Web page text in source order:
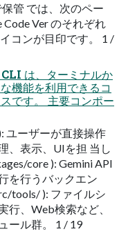
管 では、次のペー
Code Ver のそれぞれ
コンが目印です。 1 /
は、ターミナルか
機能を利用できるコ
です。 主要コンポー
ユーザーが直接操作
、表示、UIを担 当し
core ): Gemini API
を行うバックエン
tools/ ): ファイルシ
行、Web検索など、
ール群。 1 / 19